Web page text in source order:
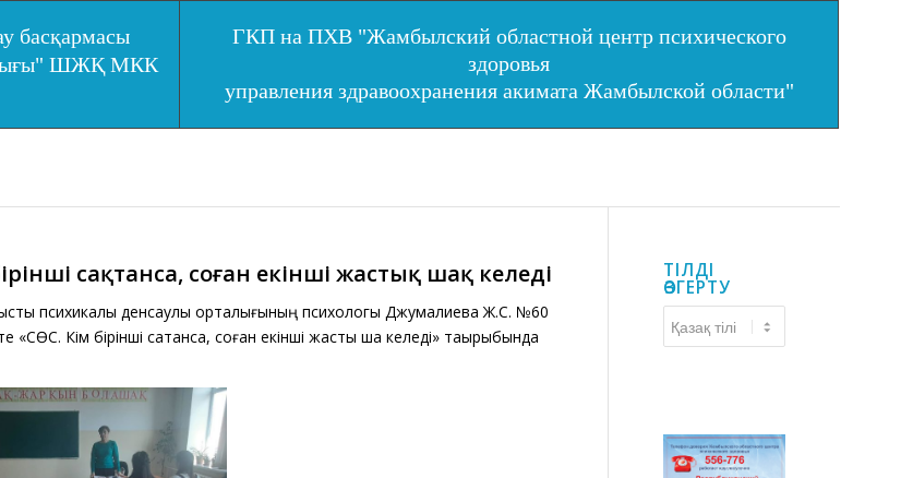
басқармасы
ШЖҚ МКК
ГКП на ПХВ "Жамбылский областной центр психического
здоровья
управления здравоохранения акимата Жамбылской области"
сақтанса, соған екінші жастық шақ келеді
психикалық денсаулық орталығының психологы Джумалиева Ж.С. №60
«СӨС. Кім бірінші сақтанса, соған екінші жастық шақ келеді» тақырыбында
ТІЛДІ
ӨЗГЕРТУ
өзгерту